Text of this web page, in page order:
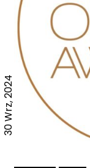
30 Wrz, 2024